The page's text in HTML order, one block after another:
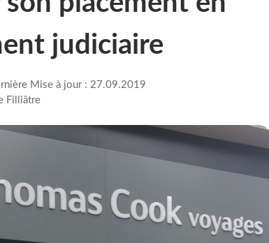
judiciaire
Mise à jour : 27.09.2019
Filliâtre